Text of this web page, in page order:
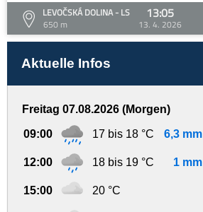
LEVOČSKÁ DOLINA - LS
650 m
13:05
13. 4. 2026
Aktuelle Infos
Freitag 07.08.2026 (Morgen)
09:00 17 bis 18 °C 6,3 mm
12:00 18 bis 19 °C 1 mm
15:00 20 °C